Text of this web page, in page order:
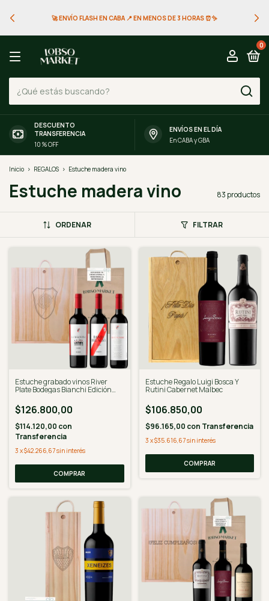
🚀 ENVÍO FLASH EN CABA 📍 EN MENOS DE 3 HORAS ⏰✨
0
DESCUENTO
TRANSFERENCIA
10 % OFF
ENVÍOS EN EL DÍA
En CABA y GBA
Inicio > REGALOS > Estuche madera vino
Estuche madera vino 83 productos
ORDENAR FILTRAR
Estuche grabado vinos River
Plate Bodegas Bianchi Edición
$126.800,00
$114.120,00 con
Transferencia
3 x$42.266,67sin interés
COMPRAR
Estuche Regalo Luigi Bosca Y
Rutini Cabernet Malbec
$106.850,00
$96.165,00 con Transferencia
3 x$35.616,67sin interés
COMPRAR